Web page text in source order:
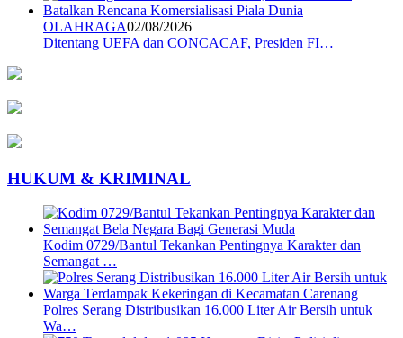
OLAHRAGA02/08/2026
Ditentang UEFA dan CONCACAF, Presiden FI…
HUKUM & KRIMINAL
Kodim 0729/Bantul Tekankan Pentingnya Karakter dan
Semangat …
Polres Serang Distribusikan 16.000 Liter Air Bersih untuk
Wa…